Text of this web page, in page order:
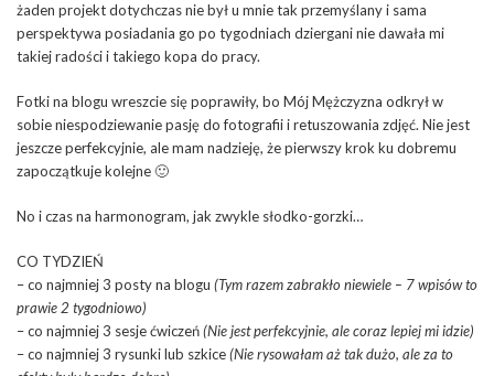
żaden projekt dotychczas nie był u mnie tak przemyślany i sama
perspektywa posiadania go po tygodniach dziergani nie dawała mi
takiej radości i takiego kopa do pracy.
Fotki na blogu wreszcie się poprawiły, bo Mój Mężczyzna odkrył w
sobie niespodziewanie pasję do fotografii i retuszowania zdjęć. Nie jest
jeszcze perfekcyjnie, ale mam nadzieję, że pierwszy krok ku dobremu
zapoczątkuje kolejne 🙂
No i czas na harmonogram, jak zwykle słodko-gorzki…
CO TYDZIEŃ
– co najmniej 3 posty na blogu (Tym razem zabrakło niewiele – 7 wpisów to
prawie 2 tygodniowo)
– co najmniej 3 sesje ćwiczeń(Nie jest perfekcyjnie, ale coraz lepiej mi idzie)
– co najmniej 3 rysunki lub szkice(Nie rysowałam aż tak dużo, ale za to